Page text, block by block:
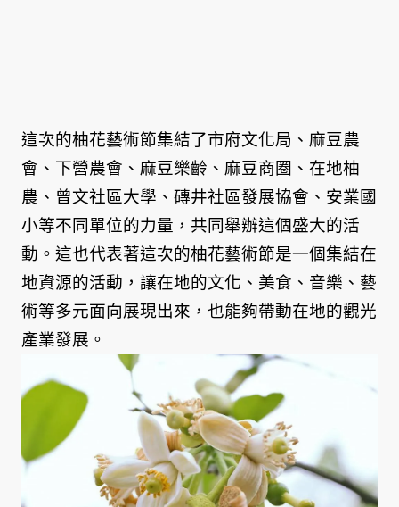
這次的柚花藝術節集結了市府文化局、麻豆農
會、下營農會、麻豆樂齡、麻豆商圈、在地柚
農、曾文社區大學、磚井社區發展協會、安業國
小等不同單位的力量，共同舉辦這個盛大的活
動。這也代表著這次的柚花藝術節是一個集結在
地資源的活動，讓在地的文化、美食、音樂、藝
術等多元面向展現出來，也能夠帶動在地的觀光
產業發展。